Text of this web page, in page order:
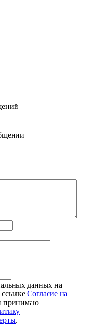
данных на
ссылке Согласие на
принимаю
.